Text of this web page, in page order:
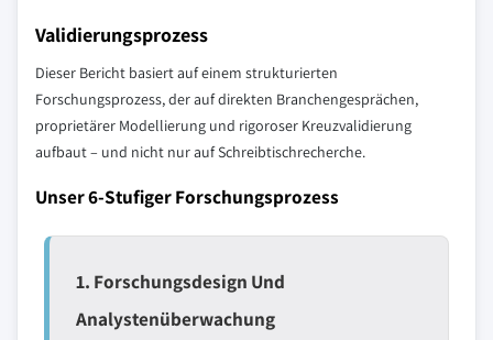
Validierungsprozess
Dieser Bericht basiert auf einem strukturierten
Forschungsprozess, der auf direkten Branchengesprächen,
proprietärer Modellierung und rigoroser Kreuzvalidierung
aufbaut – und nicht nur auf Schreibtischrecherche.
Unser 6-Stufiger Forschungsprozess
1. Forschungsdesign Und
Analystenüberwachung